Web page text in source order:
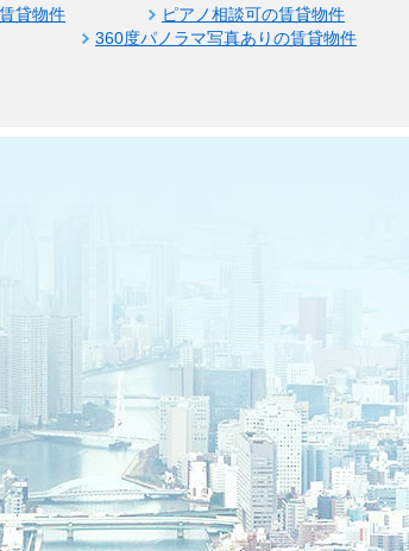
貸物件 ピアノ相談可の賃貸物件
360度パノラマ写真ありの賃貸物件